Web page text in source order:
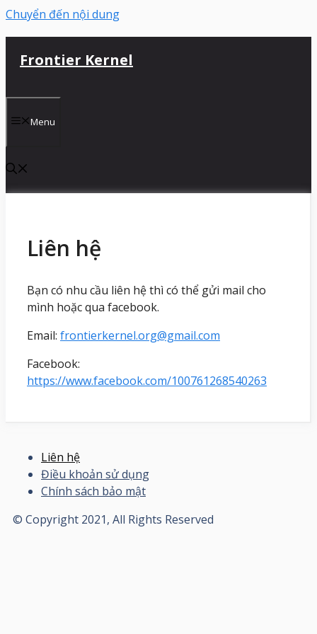
Chuyển đến nội dung
Frontier Kernel
Menu
Liên hệ
Bạn có nhu cầu liên hệ thì có thể gửi mail cho
mình hoặc qua facebook.
Email: frontierkernel.org@gmail.com
Facebook:
https://www.facebook.com/100761268540263
Liên hệ
Điều khoản sử dụng
Chính sách bảo mật
© Copyright 2021, All Rights Reserved